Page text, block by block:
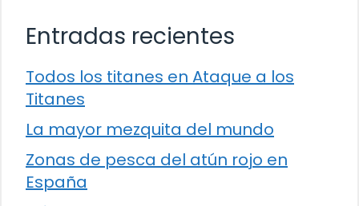
Entradas recientes
Todos los titanes en Ataque a los
Titanes
La mayor mezquita del mundo
Zonas de pesca del atún rojo en
España